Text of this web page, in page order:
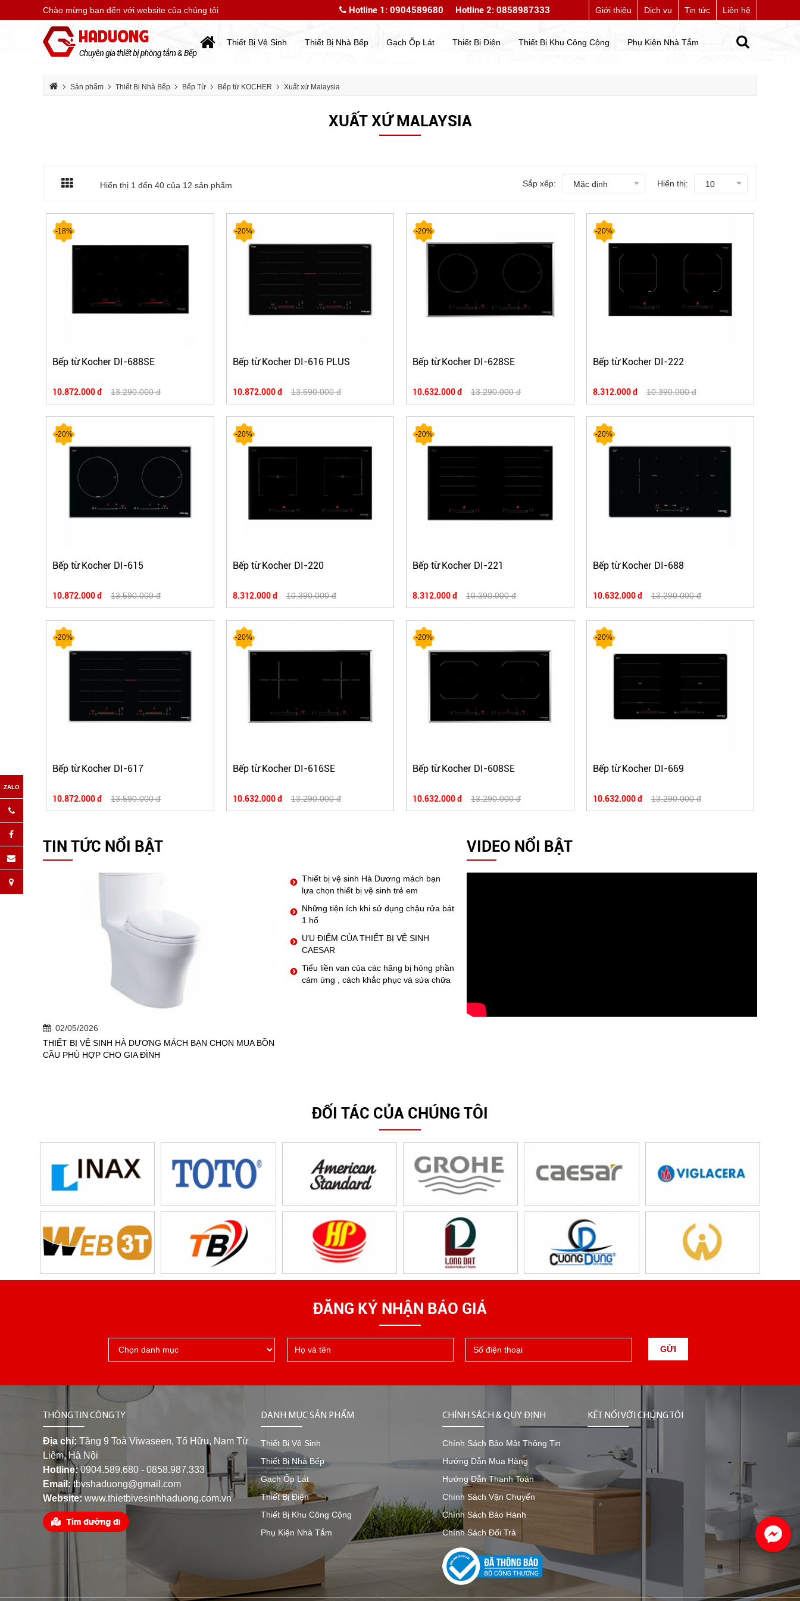
Chào mừng bạn đến với website của chúng tôi Chào mừng bạn đến với website của chúng tôi Chào mừng bạn đến với website của chúng tôi
Hotline 1: 0904589680 Hotline 2: 0858987333 Giới thiệu Dịch vụ Tin tức Liên hệ
Thiết Bị Vệ Sinh Thiết Bị Nhà Bếp Gạch Ốp Lát Thiết Bị Điện Thiết Bị Khu Công Cộng Phụ Kiện Nhà Tắm
Sản phẩm Thiết Bị Nhà Bếp Bếp Từ Bếp từ KOCHER Xuất xứ Malaysia
XUẤT XỨ MALAYSIA
Hiển thị 1 đến 40 của 12 sản phẩm Sắp xếp: Mặc định Hiển thị: 10
-18%
Bếp từ Kocher DI-688SE
10.872.000 đ 13.290.000 đ
-20%
Bếp từ Kocher DI-616 PLUS
10.872.000 đ 13.590.000 đ
-20%
Bếp từ Kocher DI-628SE
10.632.000 đ 13.290.000 đ
-20%
Bếp từ Kocher DI-222
8.312.000 đ 10.390.000 đ
-20%
Bếp từ Kocher DI-615
10.872.000 đ 13.590.000 đ
-20%
Bếp từ Kocher DI-220
8.312.000 đ 10.390.000 đ
-20%
Bếp từ Kocher DI-221
8.312.000 đ 10.390.000 đ
-20%
Bếp từ Kocher DI-688
10.632.000 đ 13.290.000 đ
-20%
Bếp từ Kocher DI-617
10.872.000 đ 13.590.000 đ
-20%
Bếp từ Kocher DI-616SE
10.632.000 đ 13.290.000 đ
-20%
Bếp từ Kocher DI-608SE
10.632.000 đ 13.290.000 đ
-20%
Bếp từ Kocher DI-669
10.632.000 đ 13.290.000 đ
TIN TỨC NỔI BẬT
02/05/2026
THIẾT BỊ VỆ SINH HÀ DƯƠNG MÁCH BẠN CHỌN MUA BỒN
CẦU PHÙ HỢP CHO GIA ĐÌNH
Thiết bị vệ sinh Hà Dương mách bạn
lựa chọn thiết bị vệ sinh trẻ em
Những tiện ích khi sử dụng chậu rửa bát
1 hố
ƯU ĐIỂM CỦA THIẾT BỊ VỆ SINH
CAESAR
Tiểu liền van của các hãng bị hỏng phần
cảm ứng , cách khắc phục và sửa chữa
VIDEO NỔI BẬT
ĐỐI TÁC CỦA CHÚNG TÔI
ĐĂNG KÝ NHẬN BÁO GIÁ
GỬI
THÔNG TIN CÔNG TY
Địa chỉ: Tầng 9 Toà Viwaseen, Tố Hữu, Nam Từ
Liêm, Hà Nội
Hotline:0904.589.680 - 0858.987.333
Email: tbvshaduong@gmail.com
Website: www.thietbivesinhhaduong.com.vn
DANH MỤC SẢN PHẨM
Thiết Bị Vệ Sinh
Thiết Bị Nhà Bếp
Gạch Ốp Lát
Thiết Bị Điện
Thiết Bị Khu Công Cộng
Phụ Kiện Nhà Tắm
CHÍNH SÁCH & QUY ĐỊNH
Chính Sách Bảo Mật Thông Tin
Hướng Dẫn Mua Hàng
Hướng Dẫn Thanh Toán
Chính Sách Vận Chuyển
Chính Sách Bảo Hành
Chính Sách Đổi Trả
KẾT NỐI VỚI CHÚNG TÔI